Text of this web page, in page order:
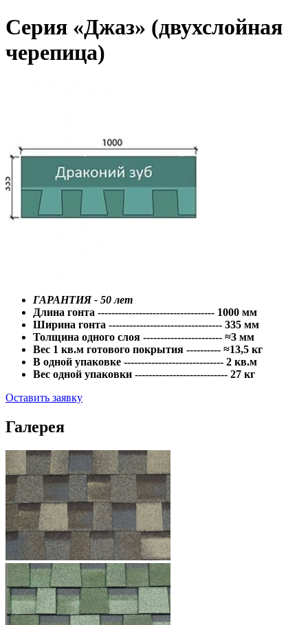
Серия «Джаз» (двухслойная
черепица)
ГАРАНТИЯ - 50 лет
Длина гонта ---------------------------------- 1000 мм
Ширина гонта --------------------------------- 335 мм
Толщина одного слоя ----------------------- ≈3 мм
Вес 1 кв.м готового покрытия ---------- ≈13,5 кг
В одной упаковке ----------------------------- 2 кв.м
Вес одной упаковки --------------------------- 27 кг
Оставить заявку
Галерея